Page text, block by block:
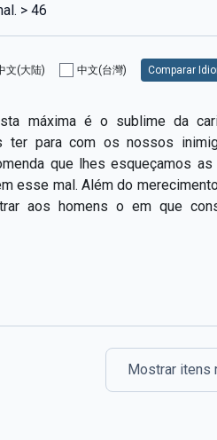
> 46
文(大陆) 中文(台灣) Comparar
máxima é o sublime da
ter para com os nossos
que lhes esqueçamos
esse mal. Além do
aos homens o em que
Mostrar itens